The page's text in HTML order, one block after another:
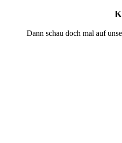
Dann schau doch mal auf